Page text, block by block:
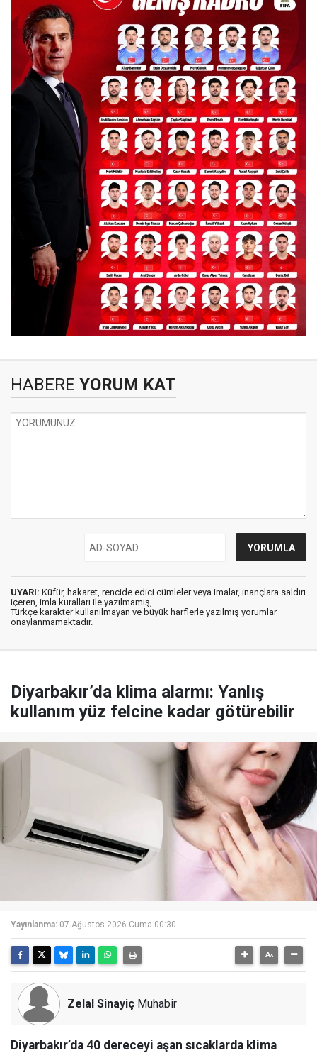
HABERE YORUM KAT
UYARI: Küfür, hakaret, rencide edici cümleler veya imalar, inançlara saldırı
içeren, imla kuralları ile yazılmamış,
Türkçe karakter kullanılmayan ve büyük harflerle yazılmış yorumlar
onaylanmamaktadır.
Diyarbakır’da klima alarmı: Yanlış
kullanım yüz felcine kadar götürebilir
Yayınlanma: 07 Ağustos 2026 Cuma 00:30
Zelal Sinayiç Muhabir
Diyarbakır’da 40 dereceyi aşan sıcaklarda klima